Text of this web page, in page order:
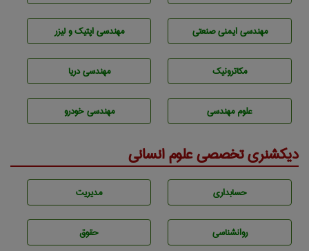
مهندسی ایمنی صنعتی مهندسی اپتیک و لیزر
مکاترونیک مهندسی دریا
علوم مهندسی مهندسی خودرو
دیکشنری تخصصی علوم انسانی
حسابداری مديريت
روانشناسی حقوق